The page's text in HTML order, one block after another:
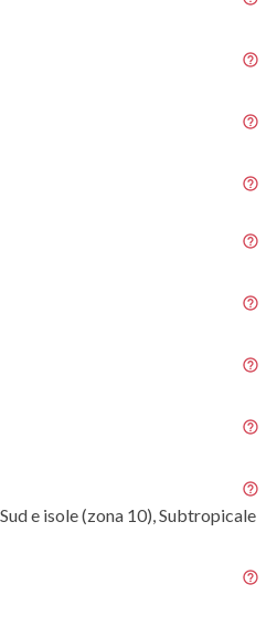
e isole (zona 10), Subtropicale